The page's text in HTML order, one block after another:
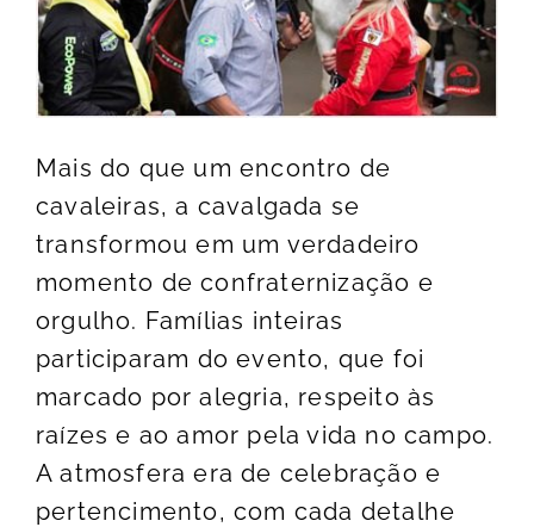
Mais do que um encontro de
cavaleiras, a cavalgada se
transformou em um verdadeiro
momento de confraternização e
orgulho. Famílias inteiras
participaram do evento, que foi
marcado por alegria, respeito às
raízes e ao amor pela vida no campo.
A atmosfera era de celebração e
pertencimento, com cada detalhe